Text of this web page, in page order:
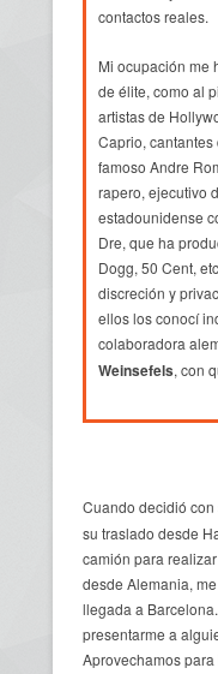
contactos reales.
Mi ocupación me
de élite, como al
artistas de
Caprio, cantantes
famoso Andre
rapero, ejecutivo
estadounidense
Dre, que ha
Dogg, 50 Cent,
discreción y
ellos los conocí
colaboradora
Weinsefels, con
Cuando decidió con
su traslado desde
camión para
desde Alemania,
llegada a
presentarme a
Aprovechamos